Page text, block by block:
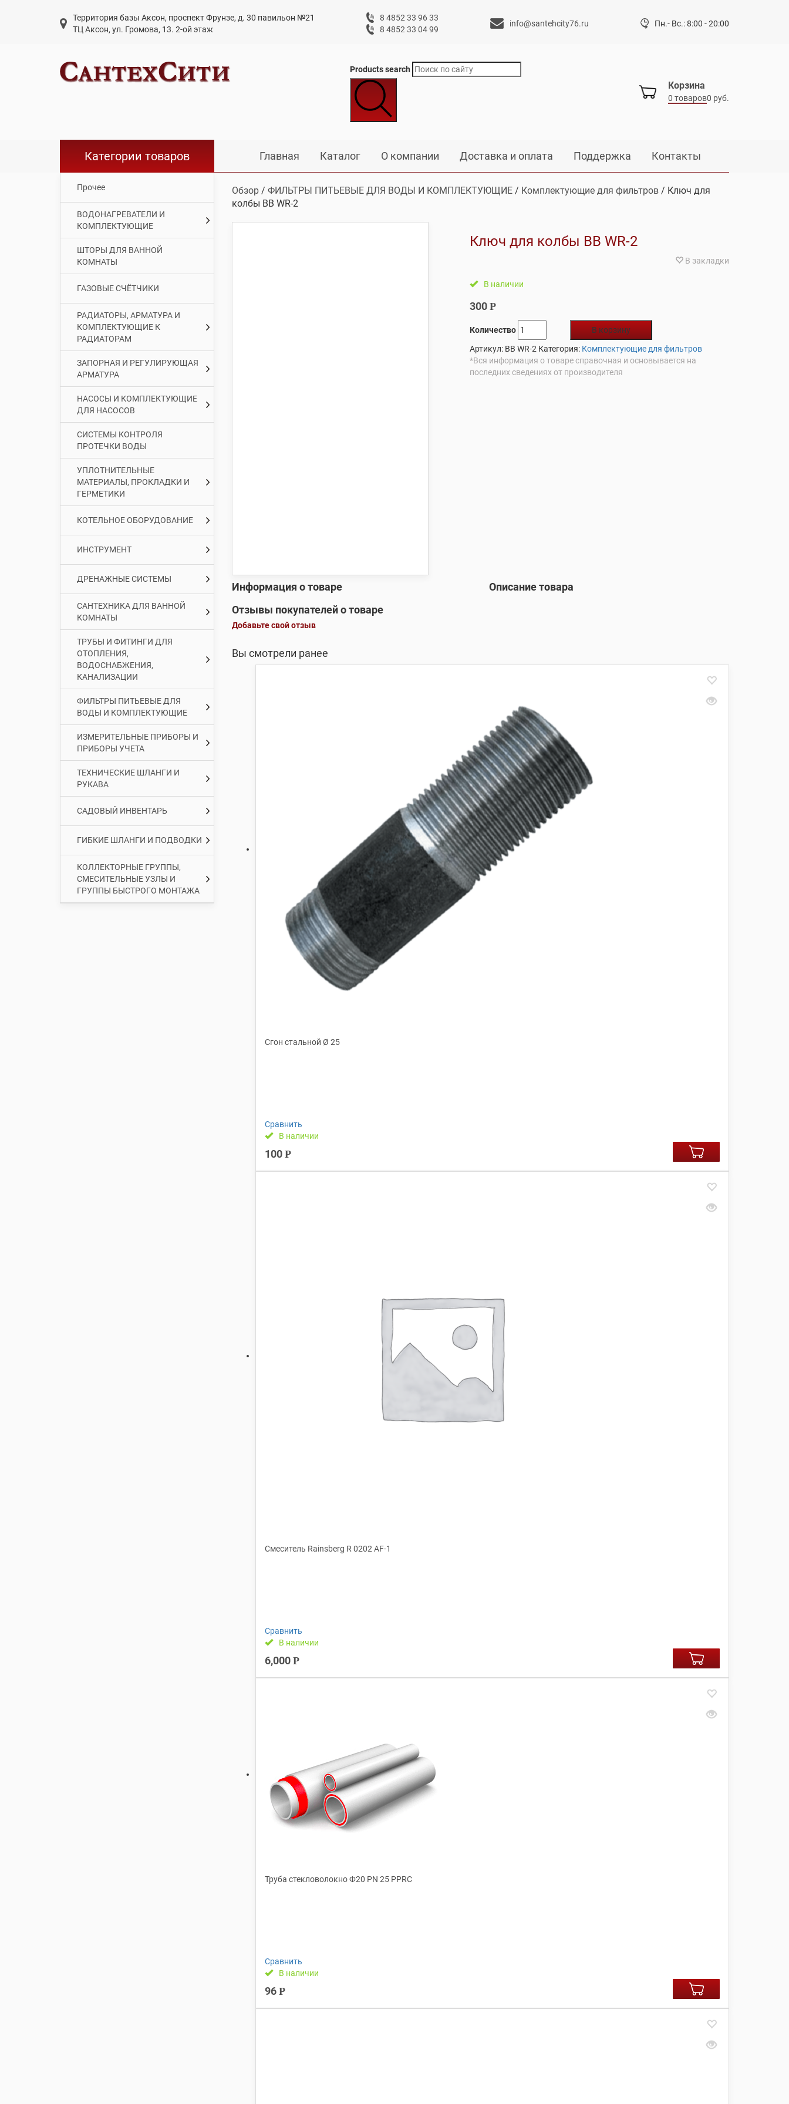
Территория базы Аксон, проспект Фрунзе, д. 30 павильон №21
ТЦ Аксон, ул. Громова, 13. 2-ой этаж
8 4852 33 96 33
8 4852 33 04 99
info@santehcity76.ru Пн.- Вс.: 8:00 - 20:00
Products search
Корзина
0 товаров0 руб.
Главная Каталог О компании Доставка и оплата Поддержка Контакты
Категории товаров
Прочее
ВОДОНАГРЕВАТЕЛИ И
КОМПЛЕКТУЮЩИЕ
ШТОРЫ ДЛЯ ВАННОЙ
КОМНАТЫ
ГАЗОВЫЕ СЧЁТЧИКИ
РАДИАТОРЫ, АРМАТУРА И
КОМПЛЕКТУЮЩИЕ К
РАДИАТОРАМ
ЗАПОРНАЯ И РЕГУЛИРУЮЩАЯ
АРМАТУРА
НАСОСЫ И КОМПЛЕКТУЮЩИЕ
ДЛЯ НАСОСОВ
СИСТЕМЫ КОНТРОЛЯ
ПРОТЕЧКИ ВОДЫ
УПЛОТНИТЕЛЬНЫЕ
МАТЕРИАЛЫ, ПРОКЛАДКИ И
ГЕРМЕТИКИ
КОТЕЛЬНОЕ ОБОРУДОВАНИЕ
ИНСТРУМЕНТ
ДРЕНАЖНЫЕ СИСТЕМЫ
САНТЕХНИКА ДЛЯ ВАННОЙ
КОМНАТЫ
ТРУБЫ И ФИТИНГИ ДЛЯ
ОТОПЛЕНИЯ,
ВОДОСНАБЖЕНИЯ,
КАНАЛИЗАЦИИ
ФИЛЬТРЫ ПИТЬЕВЫЕ ДЛЯ
ВОДЫ И КОМПЛЕКТУЮЩИЕ
ИЗМЕРИТЕЛЬНЫЕ ПРИБОРЫ И
ПРИБОРЫ УЧЕТА
ТЕХНИЧЕСКИЕ ШЛАНГИ И
РУКАВА
САДОВЫЙ ИНВЕНТАРЬ
ГИБКИЕ ШЛАНГИ И ПОДВОДКИ
КОЛЛЕКТОРНЫЕ ГРУППЫ,
СМЕСИТЕЛЬНЫЕ УЗЛЫ И
ГРУППЫ БЫСТРОГО МОНТАЖА
Обзор/ ФИЛЬТРЫ ПИТЬЕВЫЕ ДЛЯ ВОДЫ И КОМПЛЕКТУЮЩИЕ/ Комплектующие для фильтров/ Ключ для
колбы ВВ WR-2
Ключ для колбы ВВ WR-2
В закладки
В наличии
300Р
Количество
В корзину
Артикул: ВВ WR-2 Категория: Комплектующие для фильтров
*Вся информация о товаре справочная и основывается на
последних сведениях от производителя
Информация о товаре
Описание товара
Отзывы покупателей о товаре
Добавьте свой отзыв
Вы смотрели ранее
Сгон стальной Ø 25
Сравнить
В наличии
100 Р
Смеситель Rainsberg R 0202 AF-1
Сравнить
В наличии
6,000 Р
Труба стекловолокно Ф20 PN 25 PPRC
Сравнить
В наличии
96 Р